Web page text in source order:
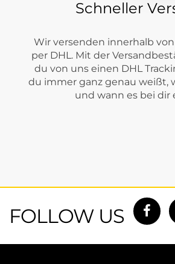
G-star Raw
Street One
Someday
Schneller
Wir versenden innerhalb
per DHL. Mit der
du von uns einen DHL
du immer ganz genau weißt,
und wann es bei dir
FOLLOW US